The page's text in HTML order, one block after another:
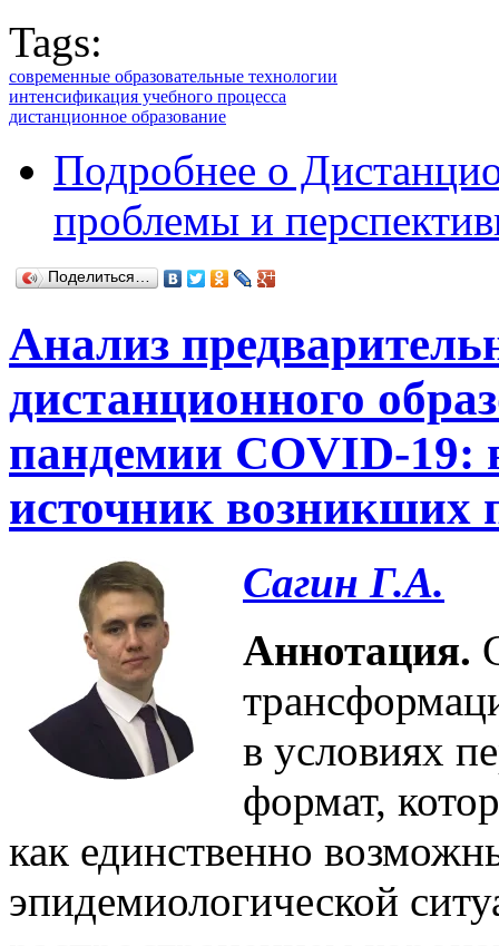
Tags:
современные образовательные технологии
интенсификация учебного процесса
дистанционное образование
Подробнее о
проблемы и
Поделиться…
Анализ
дистанционного
пандемии COVID-19:
источник возникших
Сагин Г.А.
Аннотация.
в условиях
формат,
как единственно
эпидемиологической